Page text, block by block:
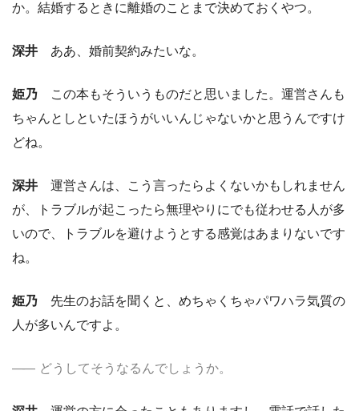
か。結婚するときに離婚のことまで決めておくやつ。
深井 ああ、婚前契約みたいな。
姫乃 この本もそういうものだと思いました。運営さんも
ちゃんとしといたほうがいいんじゃないかと思うんですけ
どね。
深井 運営さんは、こう言ったらよくないかもしれません
が、トラブルが起こったら無理やりにでも従わせる人が多
いので、トラブルを避けようとする感覚はあまりないです
ね。
姫乃 先生のお話を聞くと、めちゃくちゃパワハラ気質の
人が多いんですよ。
どうしてそうなるんでしょうか。